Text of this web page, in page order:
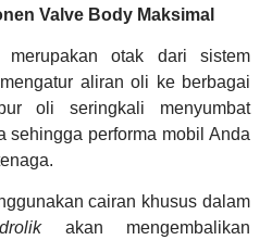
Valve Body Maksimal
merupakan otak dari sistem
aliran oli ke berbagai
oli seringkali menyumbat
sehingga performa mobil Anda
cairan khusus dalam
akan mengembalikan